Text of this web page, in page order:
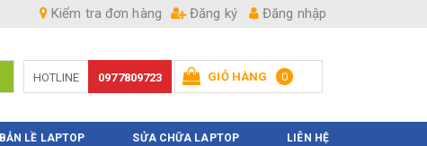
Đăng ký Đăng nhập
Kiểm tra đơn hàng
HOTLINE 0977809723 GIỎ HÀNG 0
BẢN LỀ LAPTOP SỬA CHỮA LAPTOP LIÊN HỆ